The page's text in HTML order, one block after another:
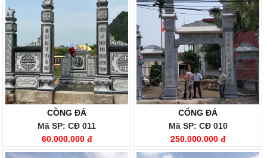
CỒNG ĐÁ
Mã SP: CĐ 011
60.000.000 đ
CỔNG ĐÁ
Mã SP: CĐ 010
250.000.000 đ